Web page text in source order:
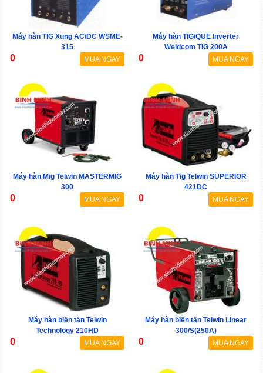
Máy hàn TIG Xung AC/DC WSME-
315
0 MUA NGAY
Máy hàn TIG/QUE Inverter
Weldcom TIG 200A
0 MUA NGAY
Máy hàn Mig Telwin MASTERMIG
300
0 MUA NGAY
Máy hàn Tig Telwin SUPERIOR
421DC
0 MUA NGAY
Máy hàn biến tần Telwin
Technology 210HD
0 MUA NGAY
Máy hàn biến tần Telwin Linear
300/S(250A)
0 MUA NGAY